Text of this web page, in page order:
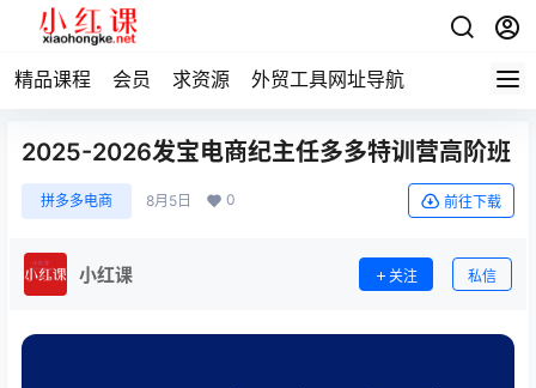
精品课程 会员 求资源 外贸工具网址导航
2025-2026发宝电商纪主任多多特训营高阶班
拼多多电商 8月5日 0 前往下载
小红课 关注 私信